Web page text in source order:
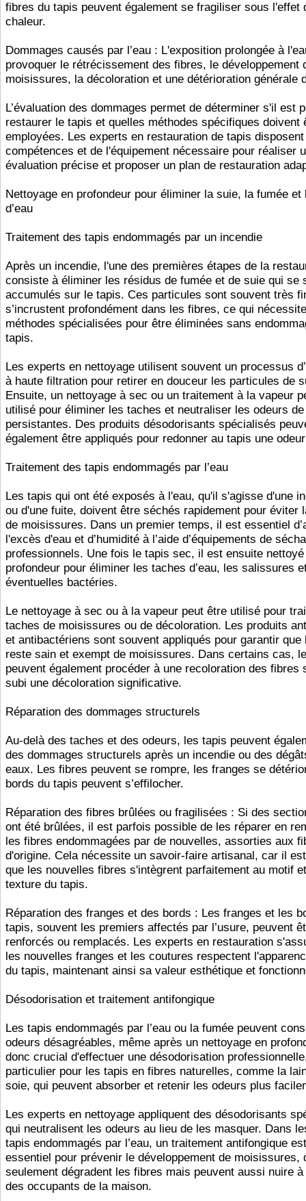
fibres du tapis peuvent également se fragiliser sous l'effet
chaleur.
Dommages causés par l’eau : L'exposition prolongée à
provoquer le rétrécissement des fibres, le développement
moisissures, la décoloration et une détérioration générale
L’évaluation des dommages permet de déterminer s'il est
restaurer le tapis et quelles méthodes spécifiques doivent
employées. Les experts en restauration de tapis
compétences et de l'équipement nécessaire pour réaliser
évaluation précise et proposer un plan de restauration
Nettoyage en profondeur pour éliminer la suie, la fumée et
d’eau
Traitement des tapis endommagés par un incendie
Après un incendie, l'une des premières étapes de la
consiste à éliminer les résidus de fumée et de suie qui se
accumulés sur le tapis. Ces particules sont souvent très
s’incrustent profondément dans les fibres, ce qui
méthodes spécialisées pour être éliminées sans
tapis.
Les experts en nettoyage utilisent souvent un processus
à haute filtration pour retirer en douceur les particules de
Ensuite, un nettoyage à sec ou un traitement à la vapeur
utilisé pour éliminer les taches et neutraliser les odeurs
persistantes. Des produits désodorisants spécialisés
également être appliqués pour redonner au tapis une
Traitement des tapis endommagés par l’eau
Les tapis qui ont été exposés à l'eau, qu'il s'agisse d'une
ou d'une fuite, doivent être séchés rapidement pour éviter
de moisissures. Dans un premier temps, il est essentiel
l'excès d'eau et d’humidité à l’aide d’équipements de
professionnels. Une fois le tapis sec, il est ensuite nettoyé
profondeur pour éliminer les taches d’eau, les salissures
éventuelles bactéries.
Le nettoyage à sec ou à la vapeur peut être utilisé pour
taches de moisissures ou de décoloration. Les produits
et antibactériens sont souvent appliqués pour garantir que
reste sain et exempt de moisissures. Dans certains cas,
peuvent également procéder à une recoloration des fibres
subi une décoloration significative.
Réparation des dommages structurels
Au-delà des taches et des odeurs, les tapis peuvent
des dommages structurels après un incendie ou des
eaux. Les fibres peuvent se rompre, les franges se
bords du tapis peuvent s’effilocher.
Réparation des fibres brûlées ou fragilisées : Si des
ont été brûlées, il est parfois possible de les réparer en
les fibres endommagées par de nouvelles, assorties aux
d'origine. Cela nécessite un savoir-faire artisanal, car il
que les nouvelles fibres s'intègrent parfaitement au motif
texture du tapis.
Réparation des franges et des bords : Les franges et les
tapis, souvent les premiers affectés par l’usure, peuvent
renforcés ou remplacés. Les experts en restauration
les nouvelles franges et les coutures respectent
du tapis, maintenant ainsi sa valeur esthétique et
Désodorisation et traitement antifongique
Les tapis endommagés par l’eau ou la fumée peuvent
odeurs désagréables, même après un nettoyage en
donc crucial d'effectuer une désodorisation
particulier pour les tapis en fibres naturelles, comme la
soie, qui peuvent absorber et retenir les odeurs plus
Les experts en nettoyage appliquent des désodorisants
qui neutralisent les odeurs au lieu de les masquer. Dans
tapis endommagés par l’eau, un traitement antifongique
essentiel pour prévenir le développement de moisissures,
seulement dégradent les fibres mais peuvent aussi nuire
des occupants de la maison.